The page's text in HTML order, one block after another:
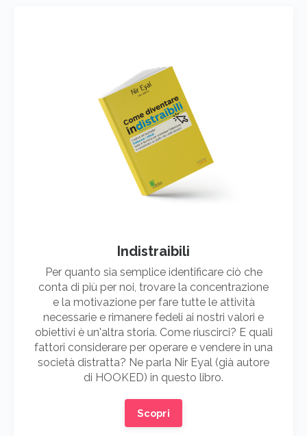
Indistraibili
Per quanto sia semplice identificare ciò che
conta di più per noi, trovare la concentrazione
e la motivazione per fare tutte le attività
necessarie e rimanere fedeli ai nostri valori e
obiettivi è un'altra storia. Come riuscirci? E quali
fattori considerare per operare e vendere in una
società distratta? Ne parla Nir Eyal (già autore
di HOOKED) in questo libro.
Scopri